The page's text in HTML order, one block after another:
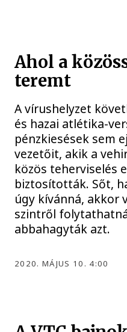
Ahol a
teremt
A vírushelyzet
és hazai atlétika-
pénzkiesések sem
vezetőit, akik a
közös teherviselés
biztosították. Sőt,
úgy kívánná, akkor
szintről
abbahagyták azt.
2020. MÁJUS 10. 4:00